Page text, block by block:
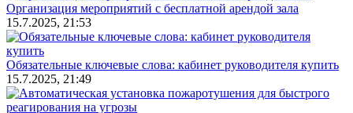
Организация мероприятий с бесплатной арендой зала
15.7.2025, 21:53
Обязательные ключевые слова: кабинет руководителя купить
15.7.2025, 21:49